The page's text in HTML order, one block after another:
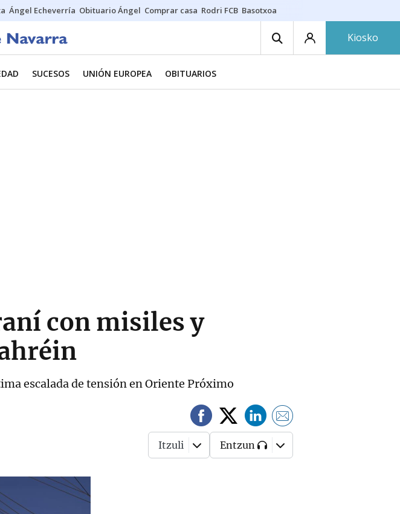
Ángel Echeverría Obituario Ángel Comprar casa Rodri FCB Basotxoa
Kiosko
SUCESOS UNIÓN EUROPEA OBITUARIOS
con misiles y
escalada de tensión en Oriente Próximo
Itzuli Entzun